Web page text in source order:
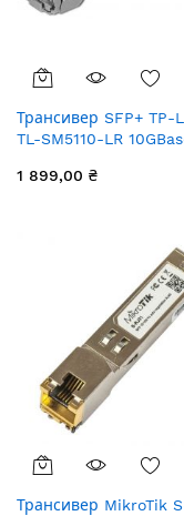
Трансивер SFP+ TP-
TL-SM5110-LR
1 899,00 ₴
Трансивер MikroTik